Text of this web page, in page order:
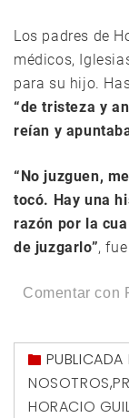
Los padres de
médicos,
para su hijo.
“de tristeza y
reían y
“No juzguen,
tocó. Hay una
razón por la
de juzgarlo”,
Comentar con
NOSOTROS,
HORACIO